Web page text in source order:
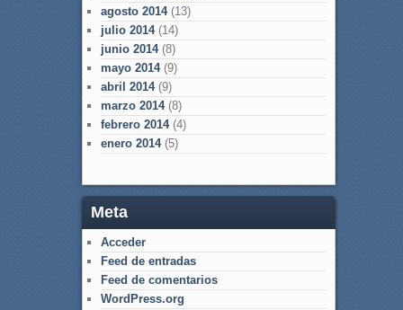
agosto 2014(13)
julio 2014(14)
junio 2014(8)
mayo 2014(9)
abril 2014(9)
marzo 2014(8)
febrero 2014(4)
enero 2014(5)
Meta
Acceder
Feed de entradas
Feed de comentarios
WordPress.org